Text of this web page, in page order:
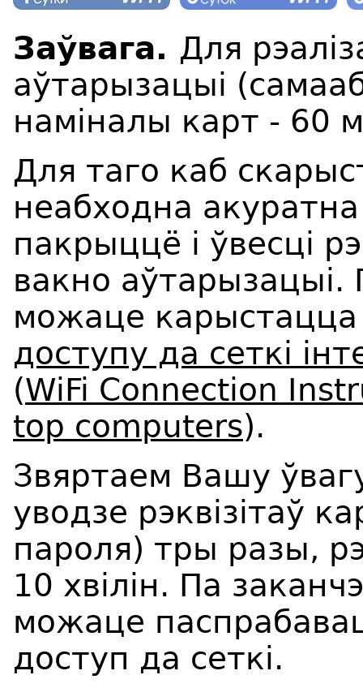
Заўвага. Для
аўтарызацыі
наміналы карт - 60
Для таго каб
неабходна
пакрыццё і ўвесці
вакно
можаце
доступу да сеткі
(WiFi Connection
top computers).
Звяртаем Вашу
уводзе рэквізітаў
пароля) тры разы,
10 хвілін. Па
можаце
доступ да сеткі.